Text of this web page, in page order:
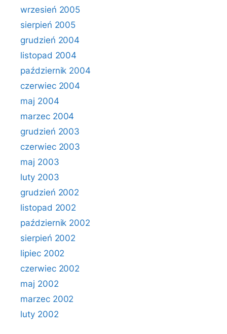
wrzesień 2005
sierpień 2005
grudzień 2004
listopad 2004
październik 2004
czerwiec 2004
maj 2004
marzec 2004
grudzień 2003
czerwiec 2003
maj 2003
luty 2003
grudzień 2002
listopad 2002
październik 2002
sierpień 2002
lipiec 2002
czerwiec 2002
maj 2002
marzec 2002
luty 2002